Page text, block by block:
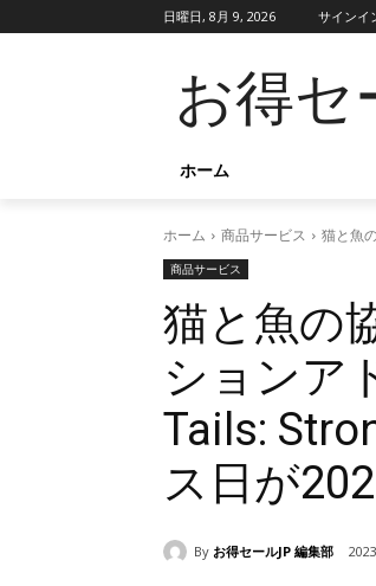
日曜日, 8月 9, 2026 サインイ
お得セ
ホーム
ホーム 商品サービス 猫と魚
商品サービス
猫と魚の
ションア
Tails:
ス日が
By お得セールJP 編集部